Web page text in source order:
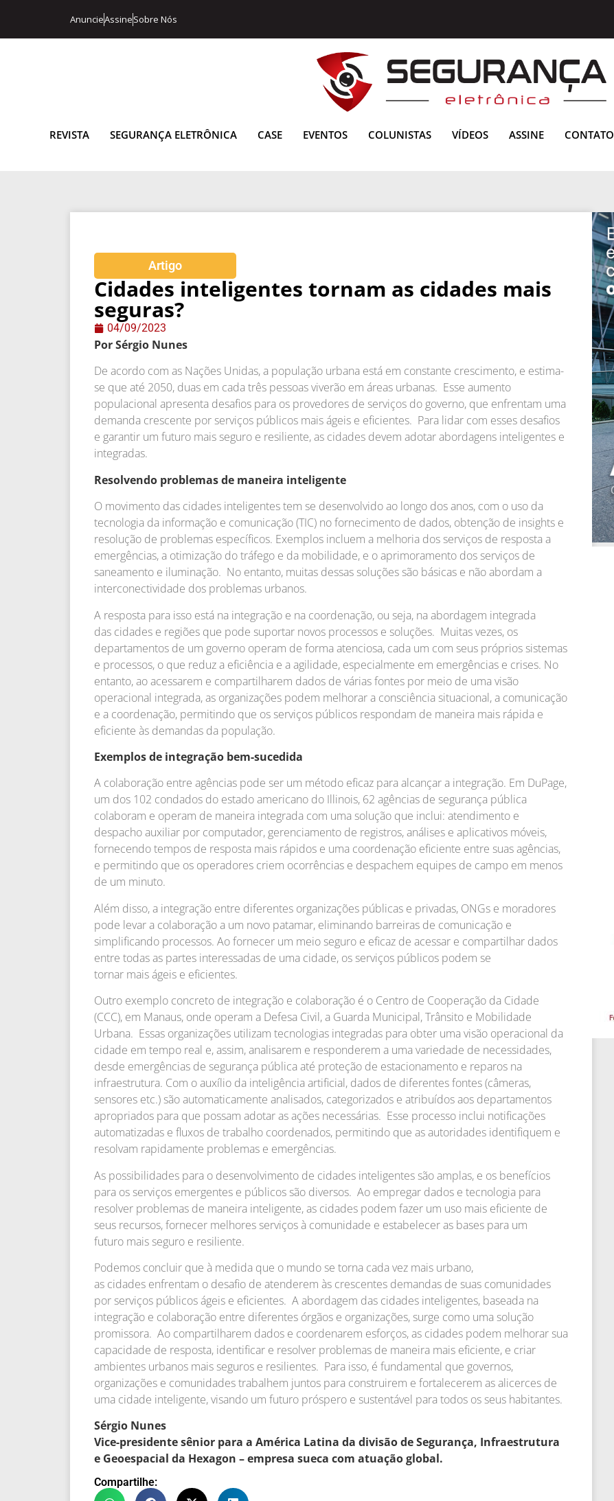
AnuncieAssineSobre Nós
REVISTA SEGURANÇA ELETRÔNICA CASE EVENTOS COLUNISTAS VÍDEOS ASSINE CONTATO
Artigo
Cidades inteligentes tornam as cidades mais
seguras?
04/09/2023
Por Sérgio Nunes
De acordo com as Nações Unidas, a população urbana está em constante crescimento, e estima-
se que até 2050, duas em cada três pessoas viverão em áreas urbanas. Esse aumento
populacional apresenta desafios para os provedores de serviços do governo, que enfrentam uma
demanda crescente por serviços públicos mais ágeis e eficientes. Para lidar com esses desafios
e garantir um futuro mais seguro e resiliente, as cidades devem adotar abordagens inteligentes e
integradas.
Resolvendo problemas de maneira inteligente
O movimento das cidades inteligentes tem se desenvolvido ao longo dos anos, com o uso da
tecnologia da informação e comunicação (TIC) no fornecimento de dados, obtenção de insights e
resolução de problemas específicos. Exemplos incluem a melhoria dos serviços de resposta a
emergências, a otimização do tráfego e da mobilidade, e o aprimoramento dos serviços de
saneamento e iluminação. No entanto, muitas dessas soluções são básicas e não abordam a
interconectividade dos problemas urbanos.
A resposta para isso está na integração e na coordenação, ou seja, na abordagem integrada
das cidades e regiões que pode suportar novos processos e soluções. Muitas vezes, os
departamentos de um governo operam de forma atenciosa, cada um com seus próprios sistemas
e processos, o que reduz a eficiência e a agilidade, especialmente em emergências e crises. No
entanto, ao acessarem e compartilharem dados de várias fontes por meio de uma visão
operacional integrada, as organizações podem melhorar a consciência situacional, a comunicação
e a coordenação, permitindo que os serviços públicos respondam de maneira mais rápida e
eficiente às demandas da população.
Exemplos de integração bem-sucedida
A colaboração entre agências pode ser um método eficaz para alcançar a integração. Em DuPage,
um dos 102 condados do estado americano do Illinois, 62 agências de segurança pública
colaboram e operam de maneira integrada com uma solução que inclui: atendimento e
despacho auxiliar por computador, gerenciamento de registros, análises e aplicativos móveis,
fornecendo tempos de resposta mais rápidos e uma coordenação eficiente entre suas agências,
e permitindo que os operadores criem ocorrências e despachem equipes de campo em menos
de um minuto.
Além disso, a integração entre diferentes organizações públicas e privadas, ONGs e moradores
pode levar a colaboração a um novo patamar, eliminando barreiras de comunicação e
simplificando processos. Ao fornecer um meio seguro e eficaz de acessar e compartilhar dados
entre todas as partes interessadas de uma cidade, os serviços públicos podem se
tornar mais ágeis e eficientes.
Outro exemplo concreto de integração e colaboração é o Centro de Cooperação da Cidade
(CCC), em Manaus, onde operam a Defesa Civil, a Guarda Municipal, Trânsito e Mobilidade
Urbana. Essas organizações utilizam tecnologias integradas para obter uma visão operacional da
cidade em tempo real e, assim, analisarem e responderem a uma variedade de necessidades,
desde emergências de segurança pública até proteção de estacionamento e reparos na
infraestrutura. Com o auxílio da inteligência artificial, dados de diferentes fontes (câmeras,
sensores etc.) são automaticamente analisados, categorizados e atribuídos aos departamentos
apropriados para que possam adotar as ações necessárias. Esse processo inclui notificações
automatizadas e fluxos de trabalho coordenados, permitindo que as autoridades identifiquem e
resolvam rapidamente problemas e emergências.
As possibilidades para o desenvolvimento de cidades inteligentes são amplas, e os benefícios
para os serviços emergentes e públicos são diversos. Ao empregar dados e tecnologia para
resolver problemas de maneira inteligente, as cidades podem fazer um uso mais eficiente de
seus recursos, fornecer melhores serviços à comunidade e estabelecer as bases para um
futuro mais seguro e resiliente.
Podemos concluir que à medida que o mundo se torna cada vez mais urbano,
as cidades enfrentam o desafio de atenderem às crescentes demandas de suas comunidades
por serviços públicos ágeis e eficientes. A abordagem das cidades inteligentes, baseada na
integração e colaboração entre diferentes órgãos e organizações, surge como uma solução
promissora. Ao compartilharem dados e coordenarem esforços, as cidades podem melhorar sua
capacidade de resposta, identificar e resolver problemas de maneira mais eficiente, e criar
ambientes urbanos mais seguros e resilientes. Para isso, é fundamental que governos,
organizações e comunidades trabalhem juntos para construirem e fortalecerem as alicerces de
uma cidade inteligente, visando um futuro próspero e sustentável para todos os seus habitantes.
Sérgio Nunes
Vice-presidente sênior para a América Latina da divisão de Segurança, Infraestrutura
e Geoespacial da Hexagon – empresa sueca com atuação global.
Compartilhe: